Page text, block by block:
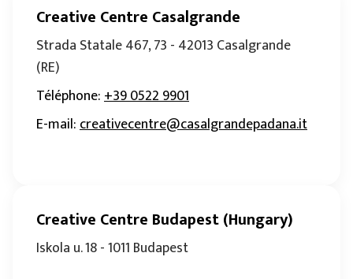
Creative Centre Casalgrande
Strada Statale 467, 73 - 42013 Casalgrande
(RE)
Téléphone:+39 0522 9901
E-mail:creativecentre@casalgrandepadana.it
Creative Centre Budapest (Hungary)
Iskola u. 18 - 1011 Budapest